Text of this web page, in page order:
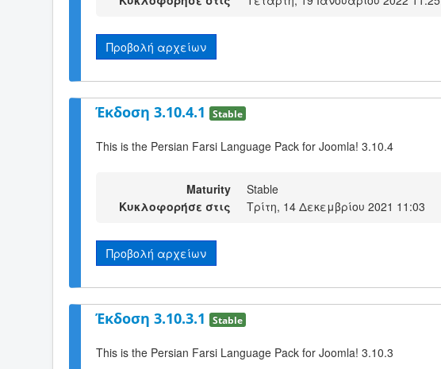
Προβολή αρχείων
Έκδοση 3.10.4.1 Stable
This is the Persian Farsi Language Pack for Joomla! 3.10.4
Maturity
Stable
Κυκλοφορήσε στις
Τρίτη, 14 Δεκεμβρίου 2021 11:03
Προβολή αρχείων
Έκδοση 3.10.3.1 Stable
This is the Persian Farsi Language Pack for Joomla! 3.10.3